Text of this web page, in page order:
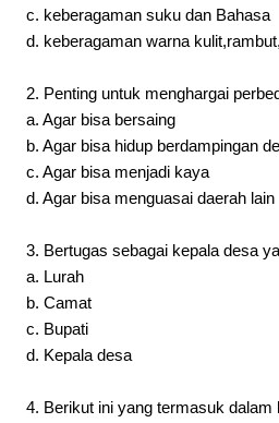
c. keberagaman suku dan Bahasa
d. keberagaman warna
2. Penting untuk menghargai
a. Agar bisa bersaing
b. Agar bisa hidup berdampingan
c. Agar bisa menjadi kaya
d. Agar bisa menguasai daerah lain
3. Bertugas sebagai kepala desa
a. Lurah
b. Camat
c. Bupati
d. Kepala desa
4. Berikut ini yang termasuk dalam